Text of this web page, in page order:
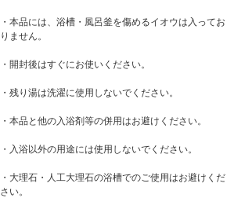
・本品には、浴槽・風呂釜を傷めるイオウは入ってお
りません。
・開封後はすぐにお使いください。
・残り湯は洗濯に使用しないでください。
・本品と他の入浴剤等の併用はお避けください。
・入浴以外の用途には使用しないでください。
・大理石・人工大理石の浴槽でのご使用はお避けくだ
さい。